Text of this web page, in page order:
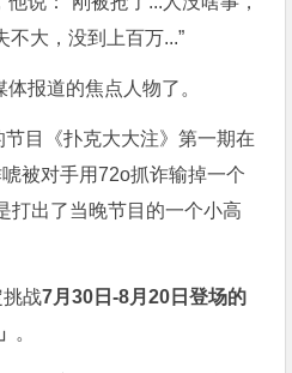
不大，没到上百万...”
体报道的焦点人物了。
节目《扑克大大注》第一期在
唬被对手用72o抓诈输掉一个
打出了当晚节目的一个小高
挑战7月30日-8月20日登场的
。